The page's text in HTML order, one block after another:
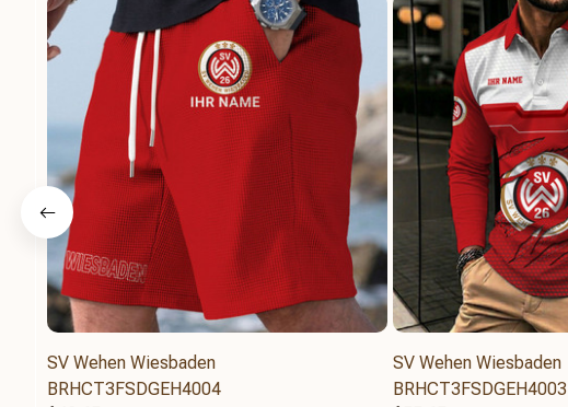
SV Wehen Wiesbaden
BRHCT3FSDGEH4004
SV Wehen Wiesbaden
BRHCT3FSDGEH4003